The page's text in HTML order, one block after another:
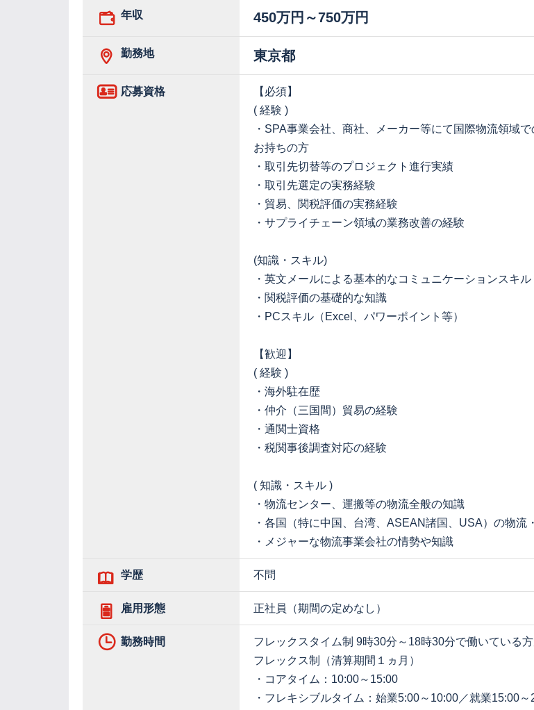
年収 450万円～750万円
勤務地 東京都
応募資格
【必須】
( 経験 )
・SPA事業会社、商社、メーカー等にて国際物流領域
お持ちの方
・取引先切替等のプロジェクト進行実績
・取引先選定の実務経験
・貿易、関税評価の実務経験
・サプライチェーン領域の業務改善の経験
(知識・スキル)
・英文メールによる基本的なコミュニケーションスキル
・関税評価の基礎的な知識
・PCスキル（Excel、パワーポイント等）
【歓迎】
( 経験 )
・海外駐在歴
・仲介（三国間）貿易の経験
・通関士資格
・税関事後調査対応の経験
( 知識・スキル )
・物流センター、運搬等の物流全般の知識
・各国（特に中国、台湾、ASEAN諸国、USA）の物流
・メジャーな物流事業会社の情勢や知識
学歴 不問
雇用形態 正社員（期間の定めなし）
勤務時間
フレックスタイム制 9時30分～18時30分で働いている
フレックス制（清算期間１ヵ月）
・コアタイム：10:00～15:00
・フレキシブルタイム：始業5:00～10:00／就業15:00～